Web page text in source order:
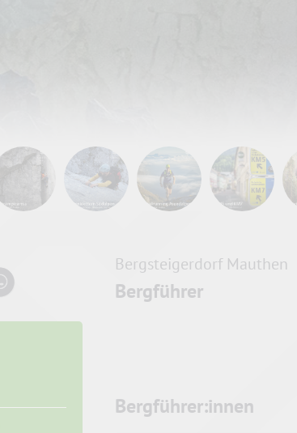
Bergsteigerdorf Mauthen
Bergführer
Bergführer:innen